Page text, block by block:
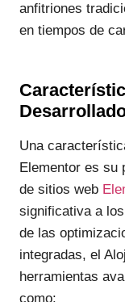
anfitriones
en tiempos de
Una
Elementor es su
de sitios web
significativa a
de las
integradas, el
herramientas
como: